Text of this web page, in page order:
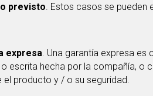
previsto. Estos casos se pueden
expresa . Una garantía expresa es
escrita hecha por la compañía, o
el producto y / o su seguridad.